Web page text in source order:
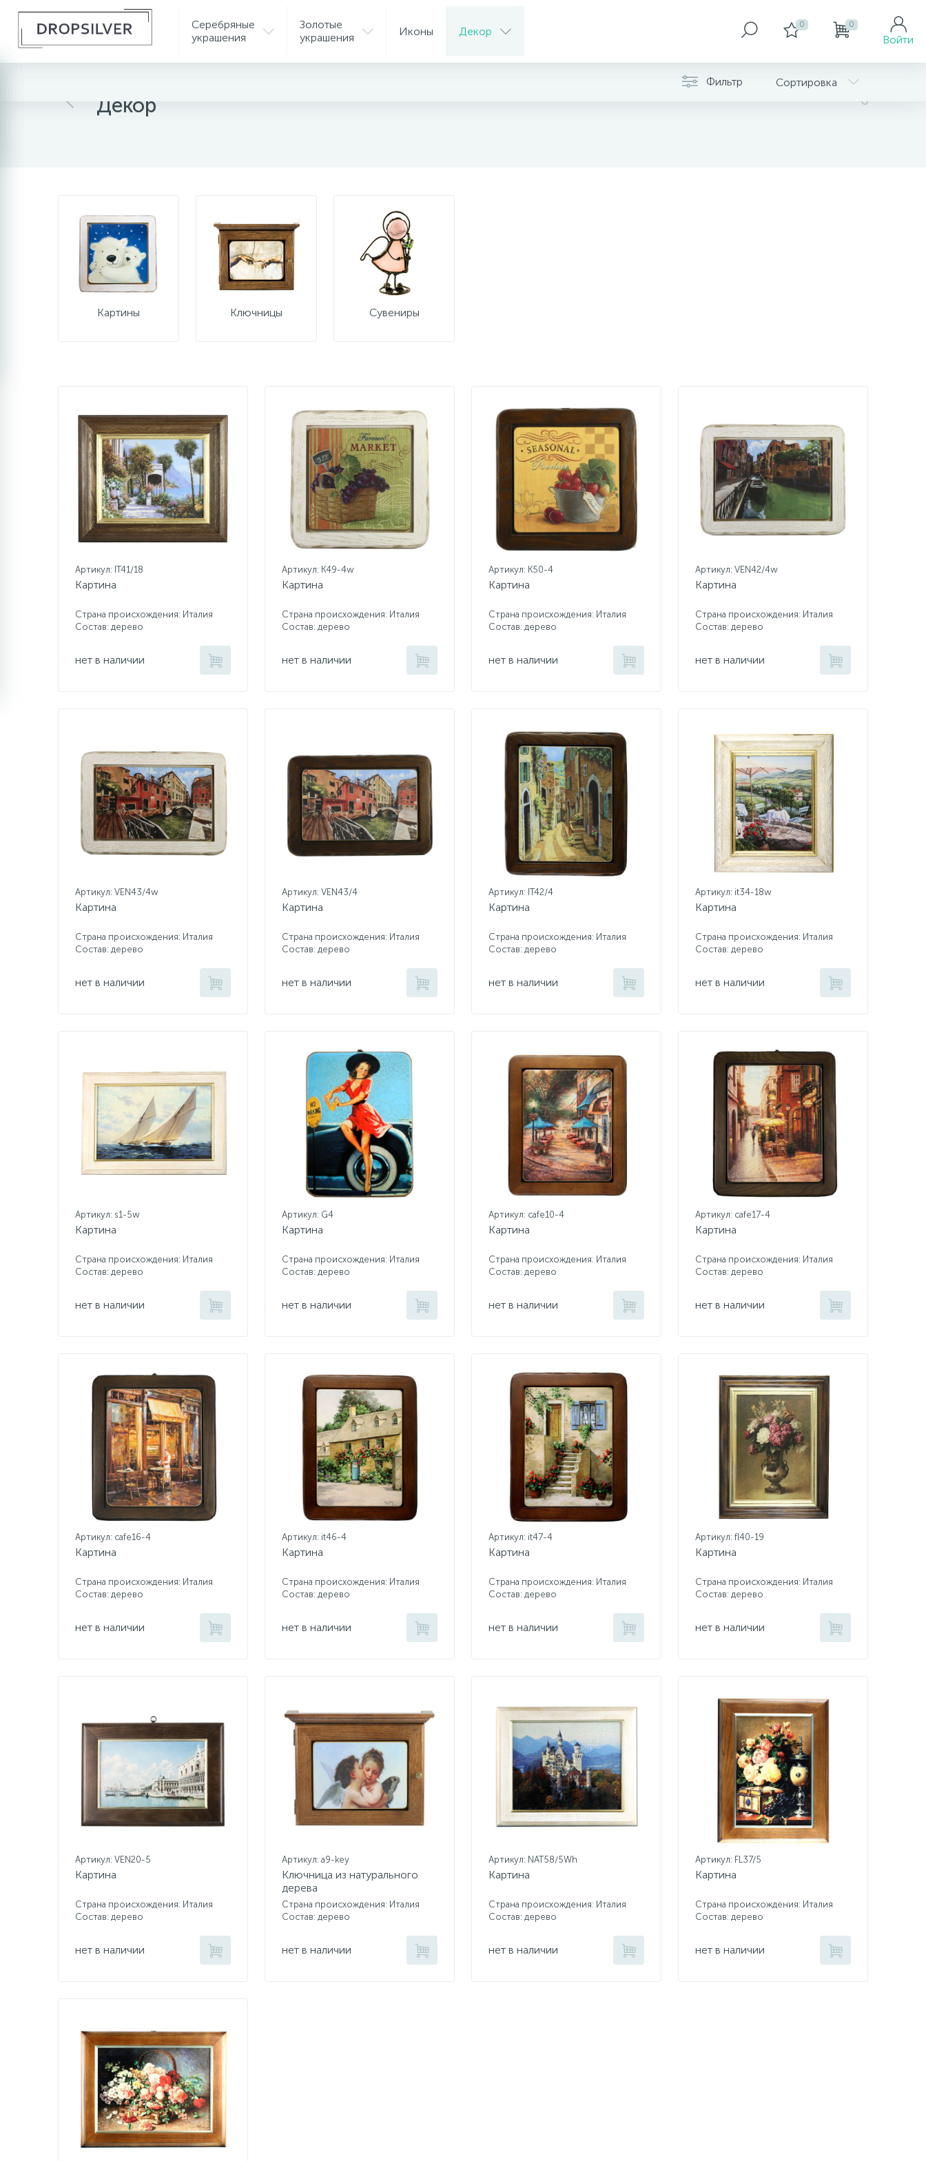
Серебряные
украшения
Золотые
украшения
Иконы Декор 0 0
Войти
Декор
Фильтр Сортировка
Картины Ключницы Сувениры
Артикул: IT41/18
Картина
Страна происхождения: Италия
Состав: дерево
нет в наличии
Артикул: K49-4w
Картина
Страна происхождения: Италия
Состав: дерево
нет в наличии
Артикул: K50-4
Картина
Страна происхождения: Италия
Состав: дерево
нет в наличии
Артикул: VEN42/4w
Картина
Страна происхождения: Италия
Состав: дерево
нет в наличии
Артикул: VEN43/4w
Картина
Страна происхождения: Италия
Состав: дерево
нет в наличии
Артикул: VEN43/4
Картина
Страна происхождения: Италия
Состав: дерево
нет в наличии
Артикул: IT42/4
Картина
Страна происхождения: Италия
Состав: дерево
нет в наличии
Артикул: it34-18w
Картина
Страна происхождения: Италия
Состав: дерево
нет в наличии
Артикул: s1-5w
Картина
Страна происхождения: Италия
Состав: дерево
нет в наличии
Артикул: G4
Картина
Страна происхождения: Италия
Состав: дерево
нет в наличии
Артикул: cafe10-4
Картина
Страна происхождения: Италия
Состав: дерево
нет в наличии
Артикул: cafe17-4
Картина
Страна происхождения: Италия
Состав: дерево
нет в наличии
Артикул: cafe16-4
Картина
Страна происхождения: Италия
Состав: дерево
нет в наличии
Артикул: it46-4
Картина
Страна происхождения: Италия
Состав: дерево
нет в наличии
Артикул: it47-4
Картина
Страна происхождения: Италия
Состав: дерево
нет в наличии
Артикул: fl40-19
Картина
Страна происхождения: Италия
Состав: дерево
нет в наличии
Артикул: VEN20-5
Картина
Страна происхождения: Италия
Состав: дерево
нет в наличии
Артикул: a9-key
Ключница из натурального
дерева
Страна происхождения: Италия
Состав: дерево
нет в наличии
Артикул: NAT58/5Wh
Картина
Страна происхождения: Италия
Состав: дерево
нет в наличии
Артикул: FL37/5
Картина
Страна происхождения: Италия
Состав: дерево
нет в наличии